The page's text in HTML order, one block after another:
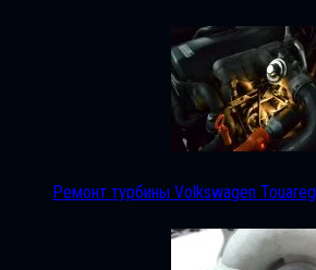
Ремонт турбины Volkswagen Touareg